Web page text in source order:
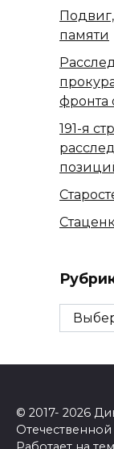
памяти
фронта
191-я
© 2017- 2026